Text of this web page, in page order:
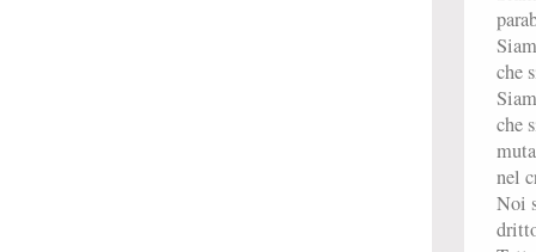
che
che
nel
Noi